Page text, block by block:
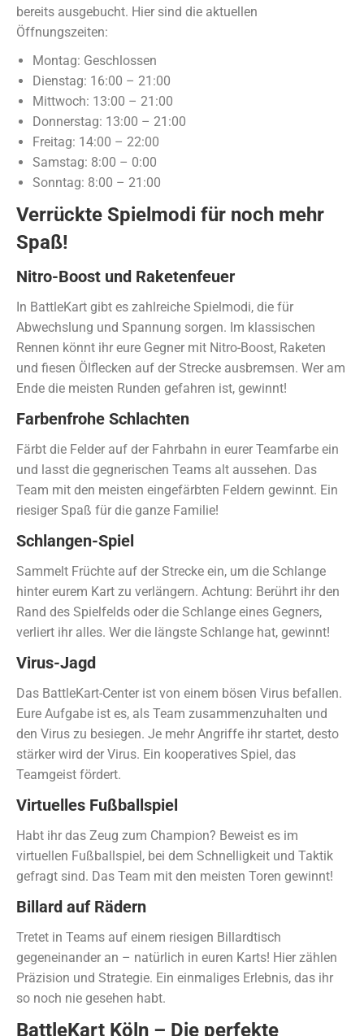
bereits ausgebucht. Hier sind die aktuellen
Öffnungszeiten:
Montag: Geschlossen
Dienstag: 16:00 – 21:00
Mittwoch: 13:00 – 21:00
Donnerstag: 13:00 – 21:00
Freitag: 14:00 – 22:00
Samstag: 8:00 – 0:00
Sonntag: 8:00 – 21:00
Verrückte Spielmodi für noch mehr
Spaß!
Nitro-Boost und Raketenfeuer
In BattleKart gibt es zahlreiche Spielmodi, die für
Abwechslung und Spannung sorgen. Im klassischen
Rennen könnt ihr eure Gegner mit Nitro-Boost, Raketen
und fiesen Ölflecken auf der Strecke ausbremsen. Wer am
Ende die meisten Runden gefahren ist, gewinnt!
Farbenfrohe Schlachten
Färbt die Felder auf der Fahrbahn in eurer Teamfarbe ein
und lasst die gegnerischen Teams alt aussehen. Das
Team mit den meisten eingefärbten Feldern gewinnt. Ein
riesiger Spaß für die ganze Familie!
Schlangen-Spiel
Sammelt Früchte auf der Strecke ein, um die Schlange
hinter eurem Kart zu verlängern. Achtung: Berührt ihr den
Rand des Spielfelds oder die Schlange eines Gegners,
verliert ihr alles. Wer die längste Schlange hat, gewinnt!
Virus-Jagd
Das BattleKart-Center ist von einem bösen Virus befallen.
Eure Aufgabe ist es, als Team zusammenzuhalten und
den Virus zu besiegen. Je mehr Angriffe ihr startet, desto
stärker wird der Virus. Ein kooperatives Spiel, das
Teamgeist fördert.
Virtuelles Fußballspiel
Habt ihr das Zeug zum Champion? Beweist es im
virtuellen Fußballspiel, bei dem Schnelligkeit und Taktik
gefragt sind. Das Team mit den meisten Toren gewinnt!
Billard auf Rädern
Tretet in Teams auf einem riesigen Billardtisch
gegeneinander an – natürlich in euren Karts! Hier zählen
Präzision und Strategie. Ein einmaliges Erlebnis, das ihr
so noch nie gesehen habt.
BattleKart Köln – Die perfekte